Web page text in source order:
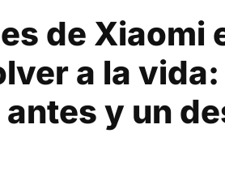
de Xiaomi
a la
y un